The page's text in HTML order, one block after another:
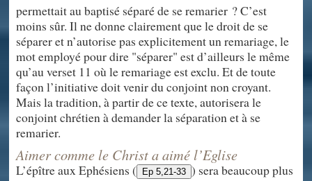
permettait au baptisé séparé de se remarier ? C’est
moins sûr. Il ne donne clairement que le droit de se
séparer et n’autorise pas explicitement un remariage, le
mot employé pour dire "séparer" est d’ailleurs le même
qu’au verset 11 où le remariage est exclu. Et de toute
façon l’initiative doit venir du conjoint non croyant.
Mais la tradition, à partir de ce texte, autorisera le
conjoint chrétien à demander la séparation et à se
remarier.
Aimer comme le Christ a aimé l’Eglise
L’épître aux Ephésiens ( Ep 5,21-33 ) sera beaucoup plus